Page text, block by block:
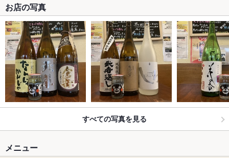
お店の写真
すべての写真を見る
メニュー